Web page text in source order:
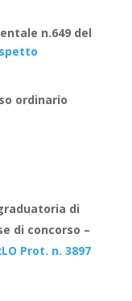
n.649 del
ordinario
di
di concorso –
Prot. n. 3897